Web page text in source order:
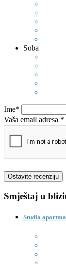
Soba
Ime*
Vaša email adresa *
Smještaj u
Studio